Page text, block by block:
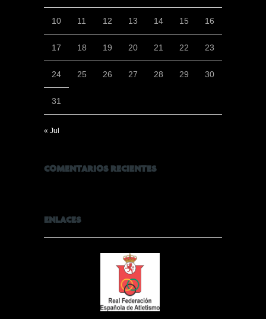
10 11 12 13 14 15 16
17 18 19 20 21 22 23
24 25 26 27 28 29 30
31
« Jul
COMENTARIOS RECIENTES
ENLACES